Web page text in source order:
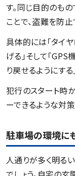
す。同じ目的のも
ことで、盗難を防
具体的には「タイ
げる」そして「
り戻せるようにする
犯行のスタート時
ーできるような対
駐車場の環境に
人通りが多く明る